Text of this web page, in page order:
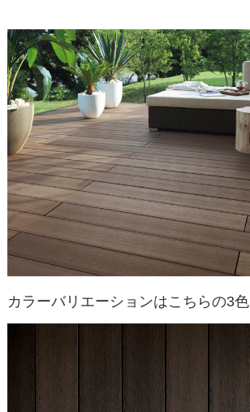
カラーバリエーションはこちらの3色